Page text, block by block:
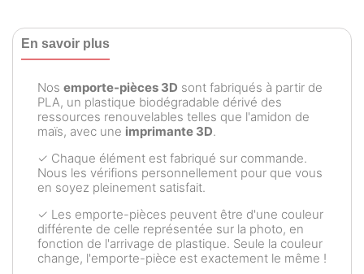
En savoir plus
Nos emporte-pièces 3D sont fabriqués à partir de
PLA, un plastique biodégradable dérivé des
ressources renouvelables telles que l'amidon de
maïs, avec une imprimante 3D.
✓ Chaque élément est fabriqué sur commande.
Nous les vérifions personnellement pour que vous
en soyez pleinement satisfait.
✓ Les emporte-pièces peuvent être d'une couleur
différente de celle représentée sur la photo, en
fonction de l'arrivage de plastique. Seule la couleur
change, l'emporte-pièce est exactement le même !